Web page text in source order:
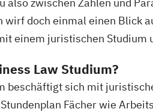
wirf doch einmal einen Blick
einem juristischen Studium
Law Studium?
beschäftigt sich mit
Fächer wie